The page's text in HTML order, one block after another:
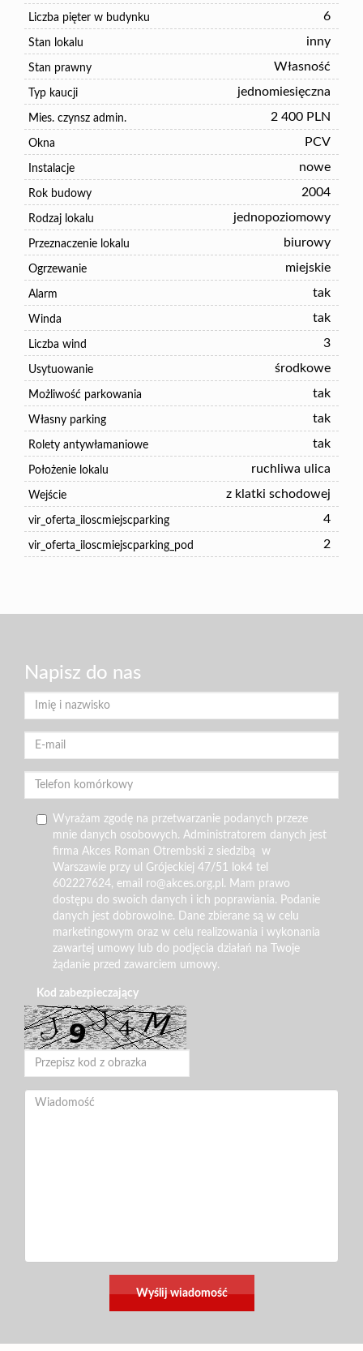
Liczba pięter w budynku 6
Stan lokalu inny
Stan prawny Własność
Typ kaucji jednomiesięczna
Mies. czynsz admin. 2 400 PLN
Okna PCV
Instalacje nowe
Rok budowy 2004
Rodzaj lokalu jednopoziomowy
Przeznaczenie lokalu biurowy
Ogrzewanie miejskie
Alarm tak
Winda tak
Liczba wind 3
Usytuowanie środkowe
Możliwość parkowania tak
Własny parking tak
Rolety antywłamaniowe tak
Położenie lokalu ruchliwa ulica
Wejście z klatki schodowej
vir_oferta_iloscmiejscparking 4
vir_oferta_iloscmiejscparking_pod 2
Napisz do nas
Wyrażam zgodę na przetwarzanie podanych przeze
mnie danych osobowych. Administratorem danych jest
firma Akces Roman Otrembski z siedzibą w
Warszawie przy ul Grójeckiej 47/51 lok4 tel
602227624, email ro@akces.org.pl. Mam prawo
dostępu do swoich danych i ich poprawiania. Podanie
danych jest dobrowolne. Dane zbierane są w celu
marketingowym oraz w celu realizowania i wykonania
zawartej umowy lub do podjęcia działań na Twoje
żądanie przed zawarciem umowy.
Kod zabezpieczający